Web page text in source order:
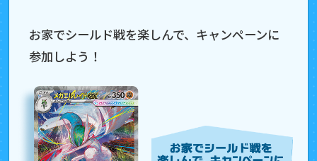
お家でシールド戦を楽しんで、キャンペーンに
参加しよう！